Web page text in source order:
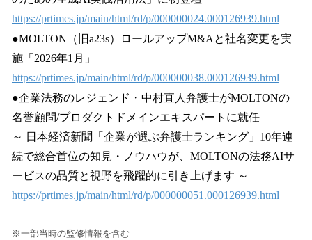
https://prtimes.jp/main/html/rd/p/000000024.000126939.html
●MOLTON（旧a23s）ロールアップM&Aと社名変更を実
施「2026年1月」
https://prtimes.jp/main/html/rd/p/000000038.000126939.html
●企業法務のレジェンド・中村直人弁護士がMOLTONの
名誉顧問/プロダクトドメインエキスパートに就任
～ 日本経済新聞「企業が選ぶ弁護士ランキング」10年連
続で総合首位の知見・ノウハウが、MOLTONの法務AIサ
ービスの品質と視野を飛躍的に引き上げます ～
https://prtimes.jp/main/html/rd/p/000000051.000126939.html
※一部当時の監修情報を含む